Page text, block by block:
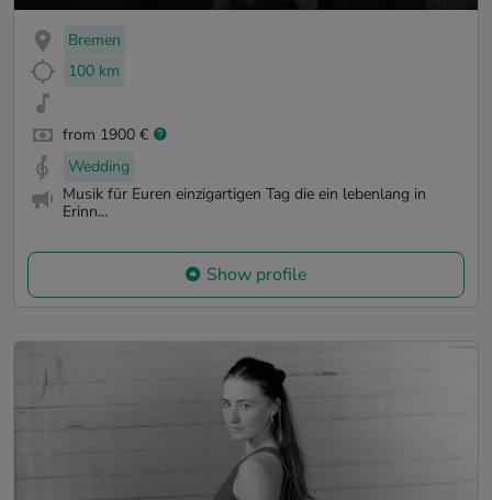
Bremen
100 km
from 1900 €
Wedding
Musik für Euren einzigartigen Tag die ein lebenlang in
Erinn...
Show profile